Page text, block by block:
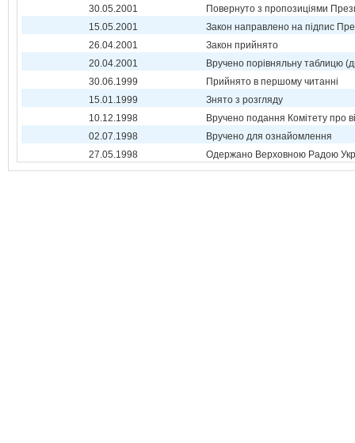
30.05.2001
Повернуто з пропозиціями
15.05.2001
Закон направлено на підпис
26.04.2001
Закон прийнято
20.04.2001
Вручено порівняльну таблицю
30.06.1999
Прийнято в першому читанні
15.01.1999
Знято з розгляду
10.12.1998
Вручено подання Комітету про
02.07.1998
Вручено для ознайомлення
27.05.1998
Одержано Верховною Радою